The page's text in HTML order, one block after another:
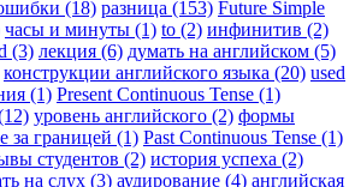
(18) разница (153) Future Simple
часы и минуты (1) to (2) инфинитив (2)
(3) лекция (6) думать на английском (5)
конструкции английского языка (20) used
(1) Present Continuous Tense (1)
уровень английского (2) формы
за границей (1) Past Continuous Tense (1)
студентов (2) история успеха (2)
на слух (3) аудирование (4) английская